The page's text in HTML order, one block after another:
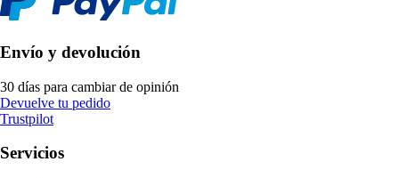
Envío y devolución
30 días para cambiar de opinión
Devuelve tu pedido
Trustpilot
Servicios